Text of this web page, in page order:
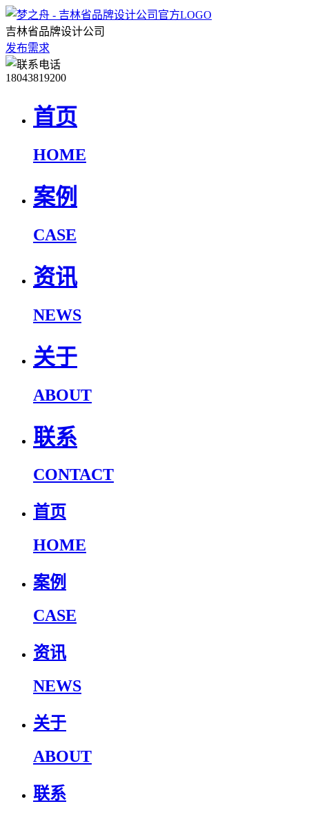
吉林省品牌设计公司
发布需求
18043819200
首页
HOME
案例
CASE
资讯
NEWS
关于
ABOUT
联系
CONTACT
首页
HOME
案例
CASE
资讯
NEWS
关于
ABOUT
联系